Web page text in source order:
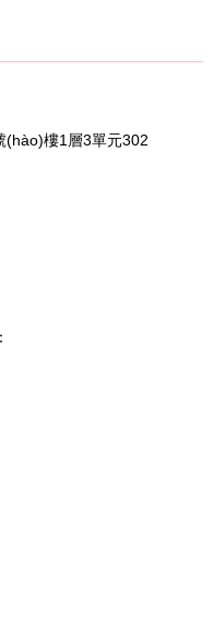
(hào)樓1層3單元302